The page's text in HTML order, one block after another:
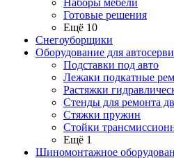
Наборы мебели
Готовые решения
Ещё 10
Снегоуборщики
Оборудование для
Подставки под авто
Лежаки подкатные
Растяжки
Стенды для ремонта
Стяжки пружин
Стойки
Ещё 1
Шиномонтажное